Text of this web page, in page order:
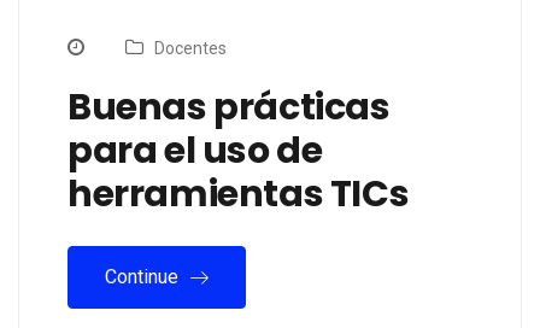
Docentes
Buenas prácticas
para el uso de
herramientas TICs
Continue